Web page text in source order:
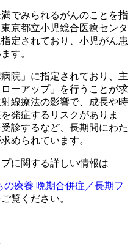
でみられるがんのことを指
京都立小児総合医療センタ
定されており、小児がん患
す。
院」に指定されており、主
ーアップ」を行うことが求
線療法の影響で、成長や時
発症するリスクがありま
診するなど、長期間にわた
められています。
に関する詳しい情報は
療養 晩期合併症／長期フ
覧ください。